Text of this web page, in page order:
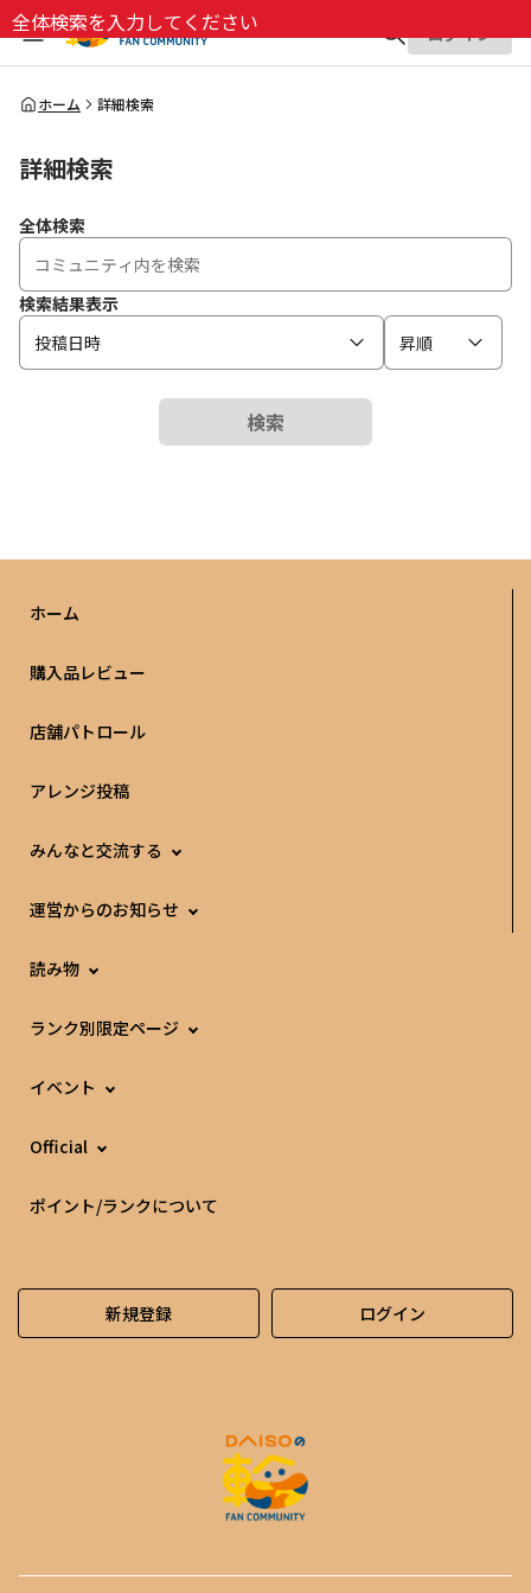
全体検索を入力してください
全体検索
ログイン
ホーム 詳細検索
詳細検索
全体検索
検索結果表示
投稿日時
昇順
検索
ホーム
購入品レビュー
店舗パトロール
アレンジ投稿
みんなと交流する
運営からのお知らせ
読み物
ランク別限定ページ
イベント
Official
ポイント/ランクについて
新規登録 ログイン